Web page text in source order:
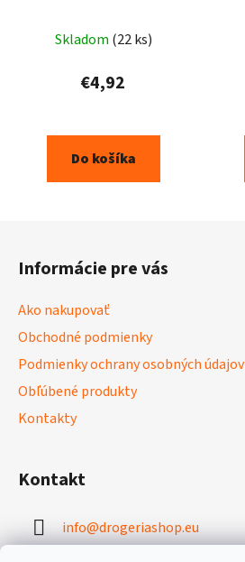
500g
Skladom (22 ks)
€4,92
Do košíka
Informácie pre vás
Ako nakupovať
Obchodné podmienky
Podmienky ochrany osobných údajov
Obľúbené produkty
Kontakty
Kontakt
info@drogeriashop.eu